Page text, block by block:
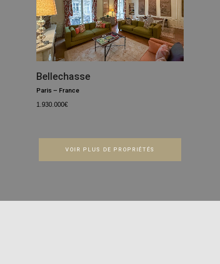
Bellechasse
Paris – France
1.930.000€
VOIR PLUS DE PROPRIÉTÉS